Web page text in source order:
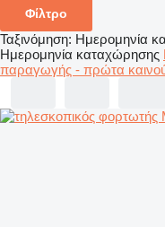
Φίλτρο
Ταξινόμηση: Ημερομηνία
Ημερομηνία καταχώρησης
παραγωγής - πρώτα